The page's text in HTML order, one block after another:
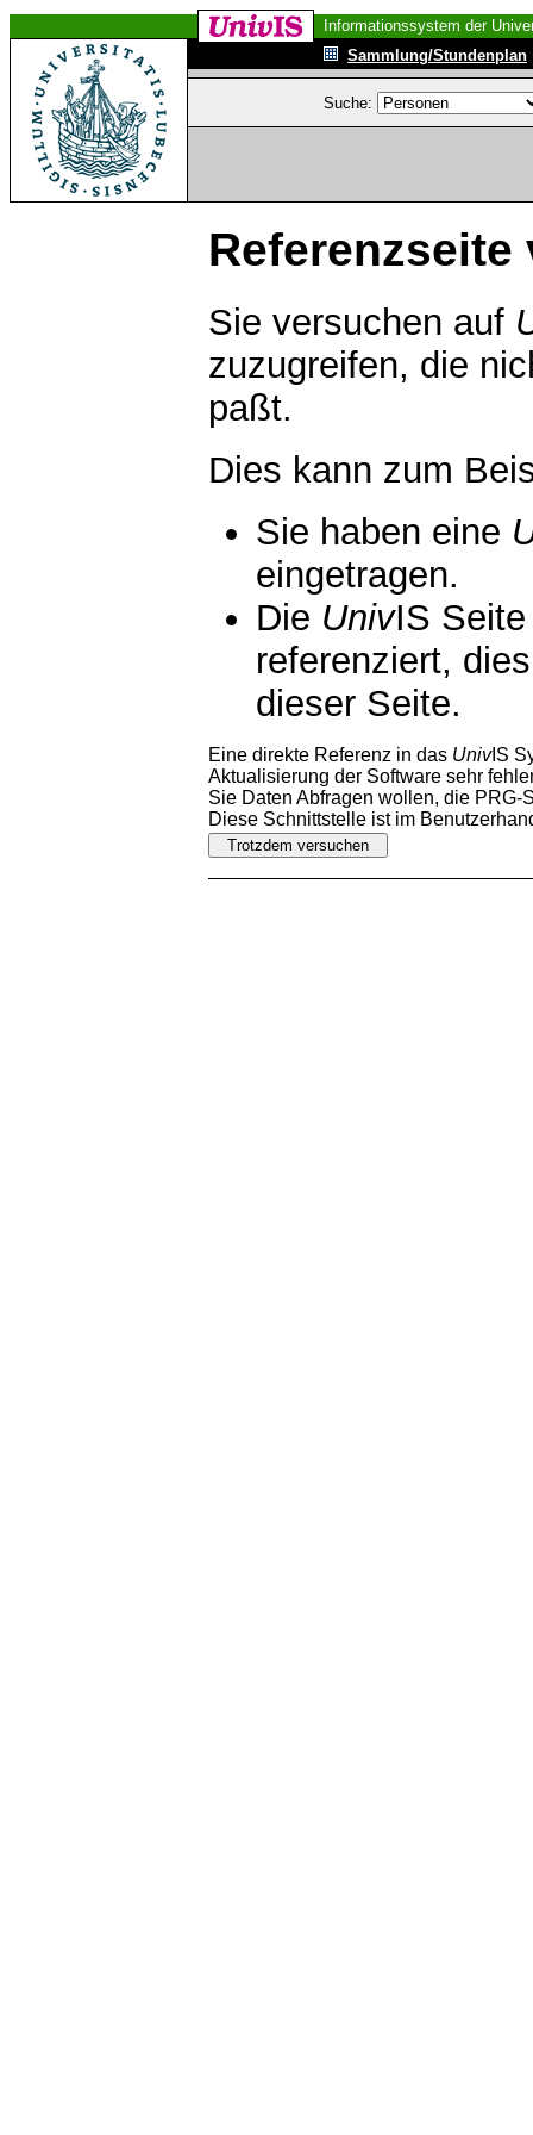
Informationssystem der
Sammlung/Stundenplan
Suche:
Referenzseite
Sie versuchen auf
zuzugreifen, die
paßt.
Dies kann zum
Sie haben eine
eingetragen.
Die UnivIS
referenziert,
dieser Seite.
Eine direkte Referenz in das UnivIS
Aktualisierung der Software sehr
Sie Daten Abfragen wollen, die PRG-
Diese Schnittstelle ist im